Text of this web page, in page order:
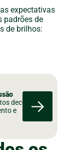
expectativas
padrões de
de brilhos:
decorativos,
e